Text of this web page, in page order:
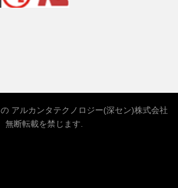
アルカンタテクノロジー(深セン)株式会社
無断転載を禁じます.